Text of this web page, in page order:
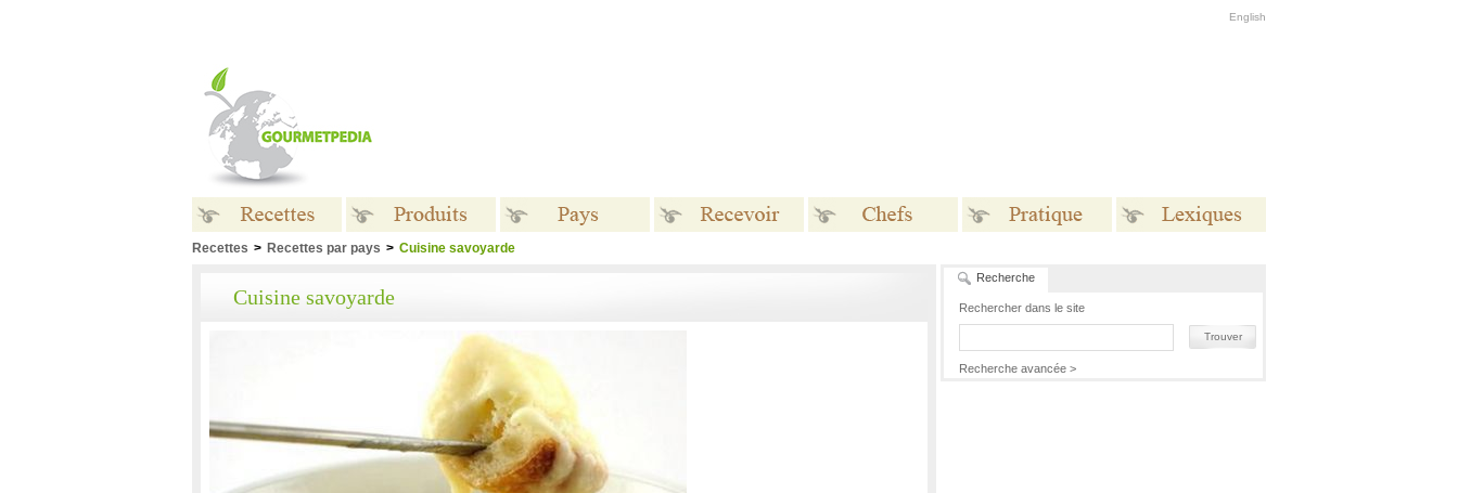
English
Recettes > Recettes par pays > Cuisine savoyarde
Cuisine savoyarde
Recherche
Rechercher dans le site
Trouver
Recherche avancée >
Pratique